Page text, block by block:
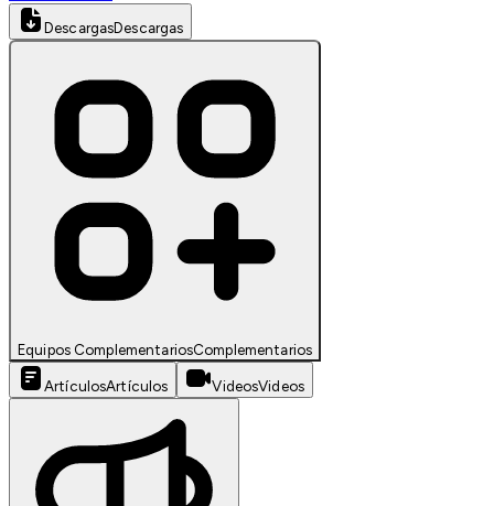
DescargasDescargas
Equipos ComplementariosComplementarios
ArtículosArtículos VideosVideos